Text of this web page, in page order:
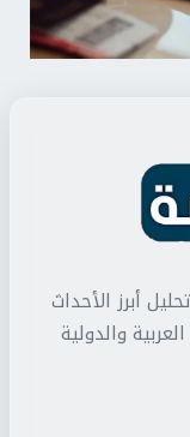
أبرز الأحداث
والدولية